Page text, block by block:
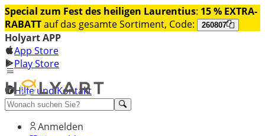
Special zum Fest des heiligen Laurentius: 15 % EXTRA-
RABATTauf das gesamte Sortiment, Code: 260807
Holyart APP
App Store
Play Store
Hilfe und Kontakt
Entdecken Sie Premium
Anmelden